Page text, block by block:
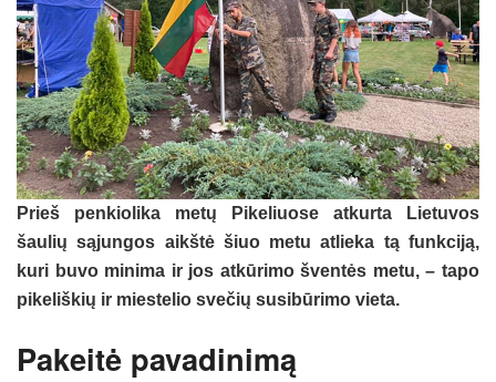
Prieš penkiolika metų Pikeliuose atkurta Lietuvos
šaulių sąjungos aikštė šiuo metu atlieka tą funkciją,
kuri buvo minima ir jos atkūrimo šventės metu, – tapo
pikeliškių ir miestelio svečių susibūrimo vieta.
Pakeitė pavadinimą